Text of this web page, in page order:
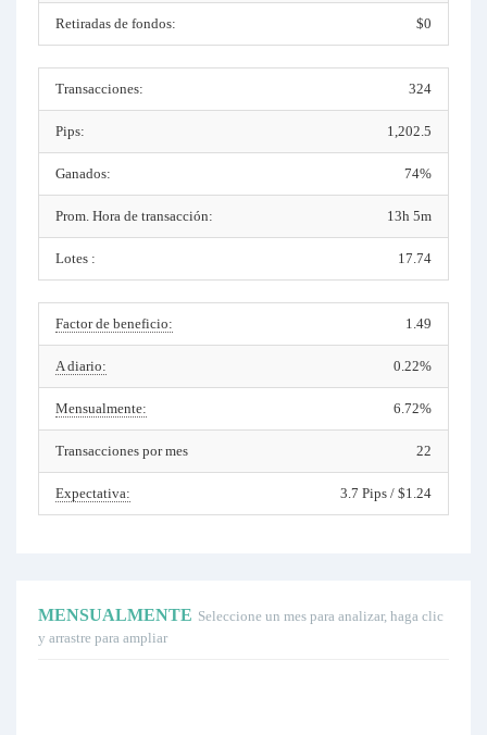
Retiradas de fondos: $0
Transacciones: 324
Pips: 1,202.5
Ganados: 74%
Prom. Hora de transacción: 13h 5m
Lotes : 17.74
Factor de beneficio: 1.49
A diario: 0.22%
Mensualmente: 6.72%
Transacciones por mes 22
Expectativa: 3.7 Pips / $1.24
MENSUALMENTE Seleccione un mes para analizar, haga clic
y arrastre para ampliar